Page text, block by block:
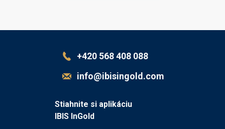
+420 568 408 088
info@ibisingold.com
Stiahnite si aplikáciu
IBIS InGold